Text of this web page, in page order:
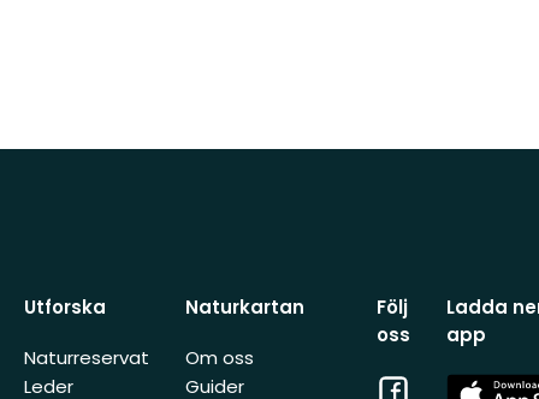
Utforska
Naturreservat
Leder
Naturkartan
Om oss
Guider
Följ
oss
Facebook
Ladda
app
App